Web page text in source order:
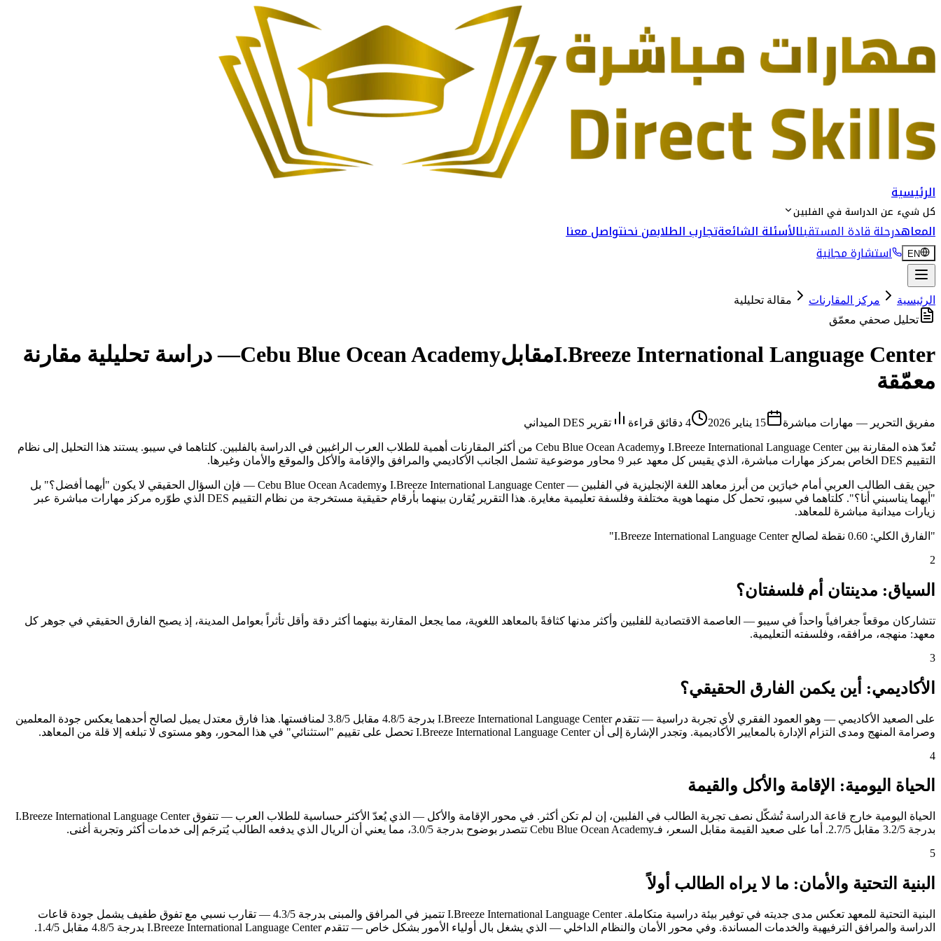
الرئيسية
كل شيء عن الدراسة في الفلبين
المعاهدرحلة قادة المستقبلالأسئلة الشائعةتجارب الطلابمن نحنتواصل معنا
EN استشارة مجانية
الرئيسية مركز المقارنات
مقالة تحليلية
تحليل صحفي معمّق
I.Breeze International Language CenterمقابلCebu Blue Ocean Academy— دراسة تحليلية مقارنة
معمّقة
مفريق التحرير — مهارات مباشرة 15 يناير 2026 4 دقائق قراءة تقرير DES الميداني
تُعدّ هذه المقارنة بين I.Breeze International Language Center وCebu Blue Ocean Academy من أكثر المقارنات أهمية للطلاب العرب الراغبين في الدراسة بالفلبين. كلتاهما في سيبو. يستند هذا التحليل إلى نظام
التقييم DES الخاص بمركز مهارات مباشرة، الذي يقيس كل معهد عبر 9 محاور موضوعية تشمل الجانب الأكاديمي والمرافق والإقامة والأكل والموقع والأمان وغيرها.
حين يقف الطالب العربي أمام خيارَين من أبرز معاهد اللغة الإنجليزية في الفلبين — I.Breeze International Language Center وCebu Blue Ocean Academy — فإن السؤال الحقيقي لا يكون "أيهما أفضل؟" بل
"أيهما يناسبني أنا؟". كلتاهما في سيبو، تحمل كل منهما هوية مختلفة وفلسفة تعليمية مغايرة. هذا التقرير يُقارن بينهما بأرقام حقيقية مستخرجة من نظام التقييم DES الذي طوّره مركز مهارات مباشرة عبر
زيارات ميدانية مباشرة للمعاهد.
" الفارق الكلي: 0.60 نقطة لصالح I.Breeze International Language Center
"
2
السياق: مدينتان أم فلسفتان؟
تتشاركان موقعاً جغرافياً واحداً في سيبو — العاصمة الاقتصادية للفلبين وأكثر مدنها كثافةً بالمعاهد اللغوية، مما يجعل المقارنة بينهما أكثر دقة وأقل تأثراً بعوامل المدينة، إذ يصبح الفارق الحقيقي في جوهر كل
معهد: منهجه، مرافقه، وفلسفته التعليمية.
3
الأكاديمي: أين يكمن الفارق الحقيقي؟
على الصعيد الأكاديمي — وهو العمود الفقري لأي تجربة دراسية — تتقدم I.Breeze International Language Center بدرجة 4.8/5 مقابل 3.8/5 لمنافستها. هذا فارق معتدل يميل لصالح أحدهما يعكس جودة المعلمين
وصرامة المنهج ومدى التزام الإدارة بالمعايير الأكاديمية. وتجدر الإشارة إلى أن I.Breeze International Language Center تحصل على تقييم "استثنائي" في هذا المحور، وهو مستوى لا تبلغه إلا قلة من المعاهد.
4
الحياة اليومية: الإقامة والأكل والقيمة
الحياة اليومية خارج قاعة الدراسة تُشكّل نصف تجربة الطالب في الفلبين، إن لم تكن أكثر. في محور الإقامة والأكل — الذي يُعدّ الأكثر حساسية للطلاب العرب — تتفوق I.Breeze International Language Center
بدرجة 3.2/5 مقابل 2.7/5. أما على صعيد القيمة مقابل السعر، فـCebu Blue Ocean Academy تتصدر بوضوح بدرجة 3.0/5، مما يعني أن الريال الذي يدفعه الطالب يُترجَم إلى خدمات أكثر وتجربة أغنى.
5
البنية التحتية والأمان: ما لا يراه الطالب أولاً
البنية التحتية للمعهد تعكس مدى جديته في توفير بيئة دراسية متكاملة. I.Breeze International Language Center تتميز في المرافق والمبنى بدرجة 4.3/5 — تقارب نسبي مع تفوق طفيف يشمل جودة قاعات
الدراسة والمرافق الترفيهية والخدمات المساندة. وفي محور الأمان والنظام الداخلي — الذي يشغل بال أولياء الأمور بشكل خاص — تتقدم I.Breeze International Language Center بدرجة 4.8/5 مقابل 1.4/5.